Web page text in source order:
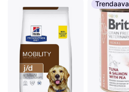
Trendaava